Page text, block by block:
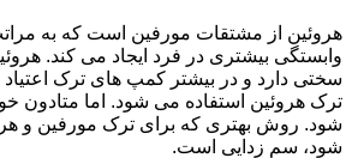
هروئین از مشتقات مورفین است که به
وابستگی بیشتری در فرد ایجاد می کند.
سختی دارد و در بیشتر کمپ های ترک
ترک هروئین استفاده می شود. اما متادون
شود. روش بهتری که برای ترک مورفین و
شود، سم زدایی است.